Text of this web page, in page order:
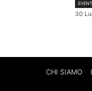
30
CHI SIAMO